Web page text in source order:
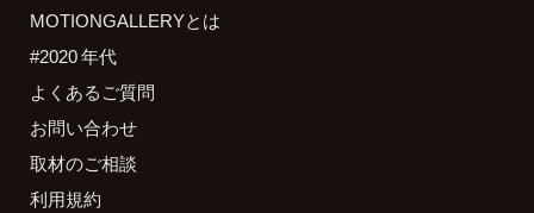
MOTIONGALLERYとは
#2020 年代
よくあるご質問
お問い合わせ
取材のご相談
利用規約